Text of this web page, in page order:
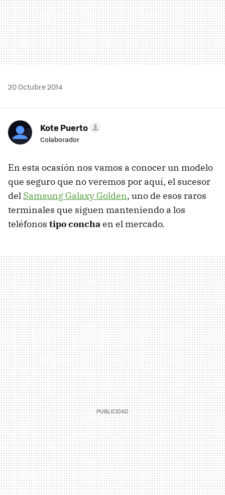
20 Octubre 2014
Kote Puerto
Colaborador
En esta ocasión nos vamos a conocer un modelo
que seguro que no veremos por aquí, el sucesor
del Samsung Galaxy Golden, uno de esos raros
terminales que siguen manteniendo a los
teléfonos tipo concha en el mercado.